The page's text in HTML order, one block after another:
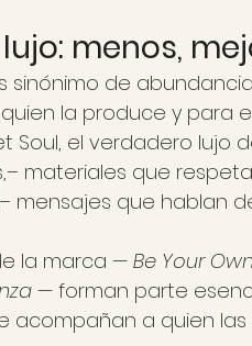
lujo: menos,
sinónimo de
la produce y para
Soul, el verdadero
materiales que
mensajes que hablan
la marca — Be Your
— forman parte
acompañan a quien